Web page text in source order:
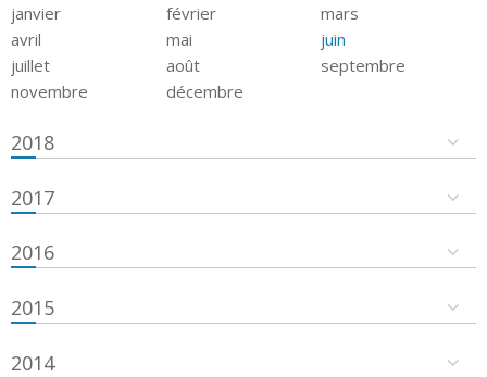
janvier février
mars
avril
mai
juin
juillet
août
septembre
novembre
décembre
2018
2017
2016
2015
2014